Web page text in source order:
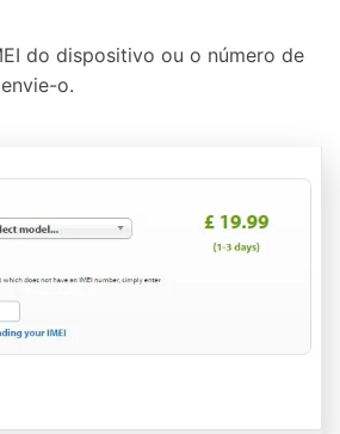
do dispositivo ou o número de
o.